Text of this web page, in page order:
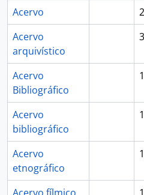
Acervo
Acervo
arquivístico
Acervo
Bibliográfico
1
Acervo
bibliográfico
1
Acervo
etnográfico
1